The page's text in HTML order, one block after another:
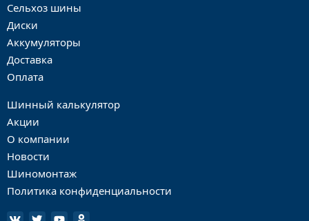
Сельхоз шины
Диски
Аккумуляторы
Доставка
Оплата
Шинный калькулятор
Акции
О компании
Новости
Шиномонтаж
Политика конфиденциальности